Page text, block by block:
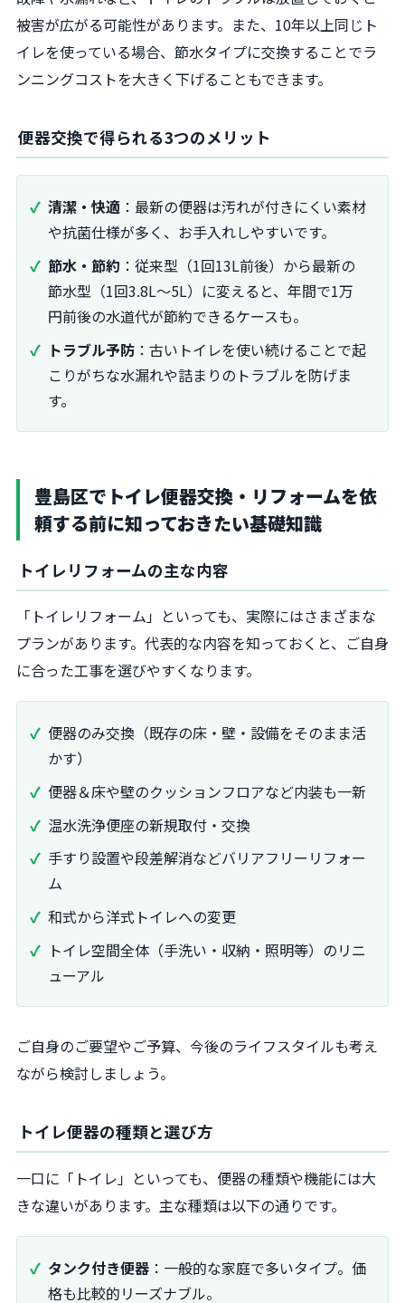
被害が広がる可能性があります。また、10年以上同じト
イレを使っている場合、節水タイプに交換することでラ
ンニングコストを大きく下げることもできます。
便器交換で得られる3つのメリット
清潔・快適 ：最新の便器は汚れが付きにくい素材
や抗菌仕様が多く、お手入れしやすいです。
節水・節約 ：従来型（1回13L前後）から最新の
節水型（1回3.8L～5L）に変えると、年間で1万
円前後の水道代が節約できるケースも。
トラブル予防 ：古いトイレを使い続けることで起
こりがちな水漏れや詰まりのトラブルを防げま
す。
豊島区でトイレ便器交換・リフォームを依
頼する前に知っておきたい基礎知識
トイレリフォームの主な内容
「トイレリフォーム」といっても、実際にはさまざまな
プランがあります。代表的な内容を知っておくと、ご自身
に合った工事を選びやすくなります。
便器のみ交換（既存の床・壁・設備をそのまま活
かす）
便器＆床や壁のクッションフロアなど内装も一新
温水洗浄便座の新規取付・交換
手すり設置や段差解消などバリアフリーリフォー
ム
和式から洋式トイレへの変更
トイレ空間全体（手洗い・収納・照明等）のリニ
ューアル
ご自身のご要望やご予算、今後のライフスタイルも考え
ながら検討しましょう。
トイレ便器の種類と選び方
一口に「トイレ」といっても、便器の種類や機能には大
きな違いがあります。主な種類は以下の通りです。
タンク付き便器 ：一般的な家庭で多いタイプ。価
格も比較的リーズナブル。